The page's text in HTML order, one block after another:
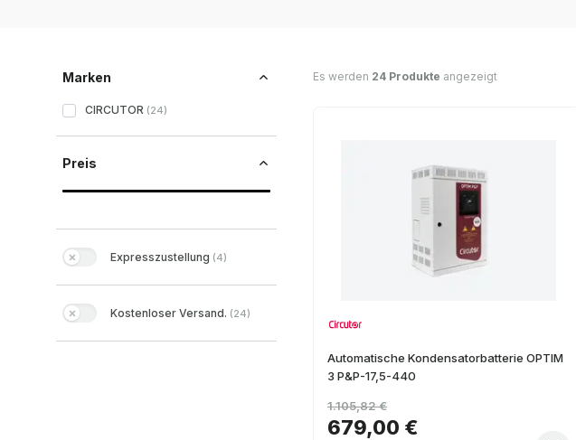
Marken
CIRCUTOR (24)
Preis
Expresszustellung (4)
Kostenloser Versand. (24)
Es werden 24 Produkte angezeigt
Automatische Kondensatorbatterie OPTIM
3 P&P-17,5-440
679,00 €
1.105,82 €